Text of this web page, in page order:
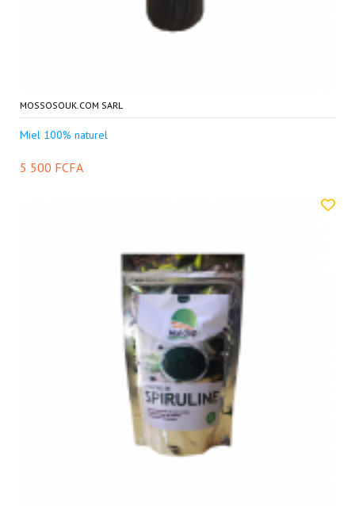
MOSSOSOUK.COM SARL
Miel 100% naturel
5 500 FCFA